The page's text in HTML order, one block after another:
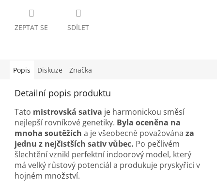
ZEPTAT SE SDÍLET
Popis Diskuze Značka
Detailní popis produktu
Tato mistrovská sativa je harmonickou směsí
nejlepší rovníkové genetiky. Byla oceněna na
mnoha soutěžích a je všeobecně považována za
jednu z nejčistších sativ vůbec. Po pečlivém
šlechtění vznikl perfektní indoorový model, který
má velký růstový potenciál a produkuje pryskyřici v
hojném množství.